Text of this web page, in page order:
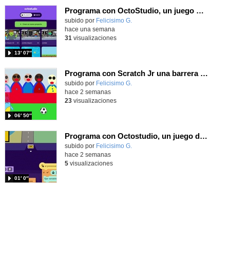
Programa con OctoStudio, un juego de disparos contra Zombies con un cargador basado en el House of the dead
Contenido educativo.
subido por Felicisimo G.
13′ 07″
hace una semana
31 visualizaciones
Programa con Scratch Jr una barrera que se desplaza para dar sensación de movimiento
Contenido educativo.
subido por Felicisimo G.
06′ 50″
hace 2 semanas
23visualizaciones
Programa con Octostudio, un juego de Educación Víal cruzando un paso de cebra.
Contenido educativo.
subido por Felicisimo G.
01′ 0″
hace 2 semanas
5visualizaciones